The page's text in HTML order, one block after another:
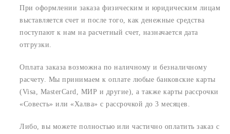
При оформлении заказа физическим и юридическим лицам
выставляется счет и после того, как денежные средства
поступают к нам на расчетный счет, назначается дата
отгрузки.
Оплата заказа возможна по наличному и безналичному
расчету. Мы принимаем к оплате любые банковские карты
(Visa, MasterCard, МИР и другие), а также карты рассрочки
«Совесть» или «Халва» с рассрочкой до 3 месяцев.
Либо, вы можете полностью или частично оплатить заказ с